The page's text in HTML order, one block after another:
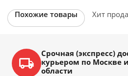
Похожие товары Хит
Срочная (экспресс)
курьером по Москве
области